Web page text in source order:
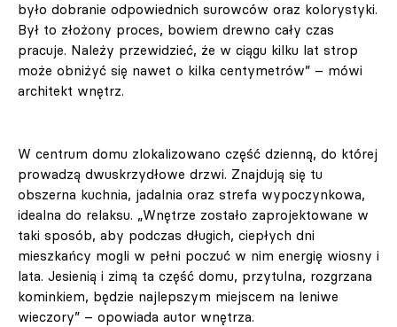
było dobranie odpowiednich surowców oraz kolorystyki.
Był to złożony proces, bowiem drewno cały czas
pracuje. Należy przewidzieć, że w ciągu kilku lat strop
może obniżyć się nawet o kilka centymetrów” – mówi
architekt wnętrz.
W centrum domu zlokalizowano część dzienną, do której
prowadzą dwuskrzydłowe drzwi. Znajdują się tu
obszerna kuchnia, jadalnia oraz strefa wypoczynkowa,
idealna do relaksu. „Wnętrze zostało zaprojektowane w
taki sposób, aby podczas długich, ciepłych dni
mieszkańcy mogli w pełni poczuć w nim energię wiosny i
lata. Jesienią i zimą ta część domu, przytulna, rozgrzana
kominkiem, będzie najlepszym miejscem na leniwe
wieczory” – opowiada autor wnętrza.